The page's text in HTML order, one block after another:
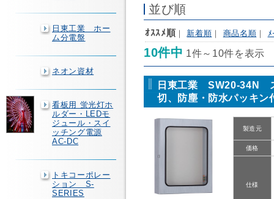
日東工業 ホー
ム分電盤
ネオン資材
看板用 蛍光灯ホ
ルダー・LEDモ
ジュール・スイ
ッチング電源
AC-DC
トキコーポレー
ション S-
SERIES
並び順
ｵｽｽﾒ順 ｜ 新着順 ｜ 商品名順 ｜ ﾒ
10件中 1件～10件を表示
日東工業 SW20-34N
切、防塵・防水パッキン
製造元
価格
仕様